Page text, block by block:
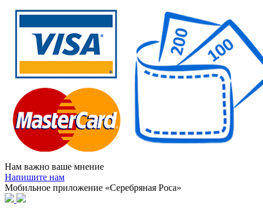
Нам важно ваше мнение
Напишите нам
Мобильное приложение «Серебряная Роса»